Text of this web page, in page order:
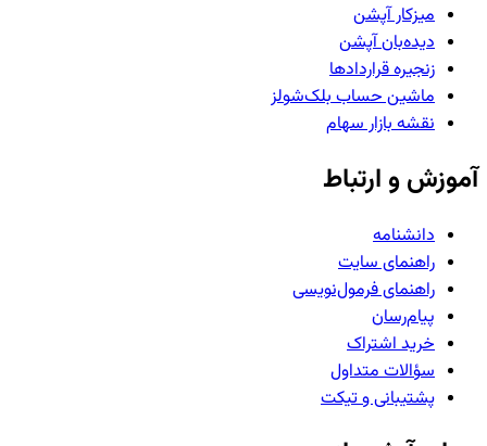
میزکار آپشن
دیده‌بان آپشن
زنجیره قراردادها
ماشین حساب بلک‌شولز
نقشه بازار سهام
آموزش و ارتباط
دانشنامه
راهنمای سایت
راهنمای فرمول‌نویسی
پیام‌رسان
خرید اشتراک
سؤالات متداول
پشتیبانی و تیکت